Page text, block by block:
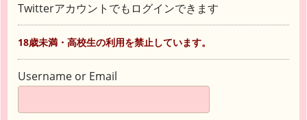
Twitterアカウントでもログインできます
18歳未満・高校生の利用を禁止しています。
Username or Email